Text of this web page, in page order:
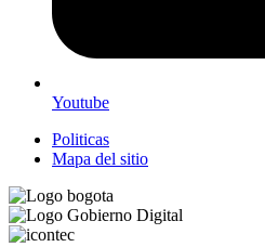
Youtube
Politicas
Mapa del sitio